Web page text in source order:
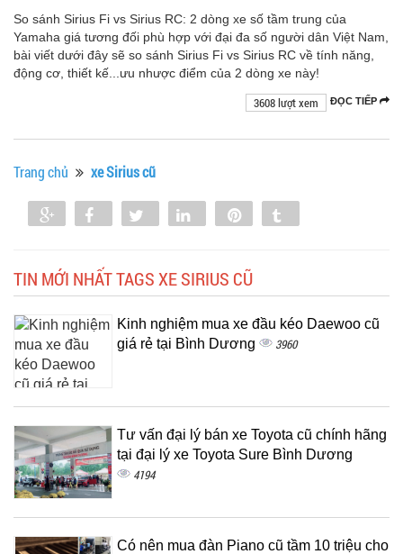
So sánh Sirius Fi vs Sirius RC: 2 dòng xe số tầm trung của
Yamaha giá tương đối phù hợp với đại đa số người dân Việt Nam,
bài viết dưới đây sẽ so sánh Sirius Fi vs Sirius RC về tính năng,
động cơ, thiết kế...ưu nhược điểm của 2 dòng xe này!
ĐỌC TIẾP
3608 lượt xem
Trang chủ xe Sirius cũ
Share Share Tweet Share
TIN MỚI NHẤT TAGS XE SIRIUS CŨ
Kinh nghiệm mua xe đầu kéo Daewoo cũ
giá rẻ tại Bình Dương
3960
Tư vấn đại lý bán xe Toyota cũ chính hãng
tại đại lý xe Toyota Sure Bình Dương
4194
Có nên mua đàn Piano cũ tầm 10 triệu cho